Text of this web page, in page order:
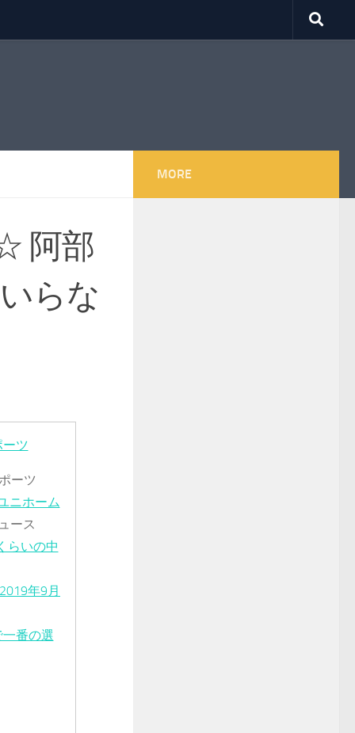
阿部
らな
ツ
ーツ
ニホーム
ース
らいの中
年9月
番の選
MORE